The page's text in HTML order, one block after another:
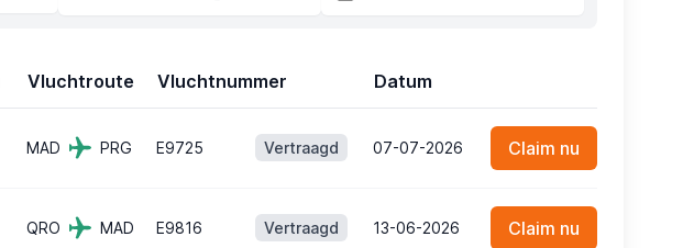
Vluchtroute Vluchtnummer Datum
MAD PRG E9725 Vertraagd 07-07-2026 Claim nu
QRO MAD E9816 Vertraagd 13-06-2026 Claim nu